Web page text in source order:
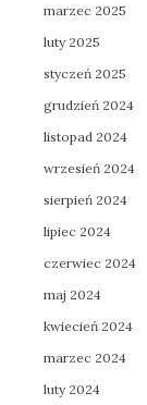
marzec 2025
luty 2025
styczeń 2025
grudzień 2024
listopad 2024
wrzesień 2024
sierpień 2024
lipiec 2024
czerwiec 2024
maj 2024
kwiecień 2024
marzec 2024
luty 2024